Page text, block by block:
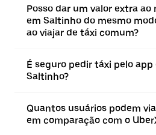
Posso dar um valor extra
em Saltinho do mesmo
ao viajar de táxi comum?
É seguro pedir táxi pelo app
Saltinho?
Quantos usuários podem
em comparação com o